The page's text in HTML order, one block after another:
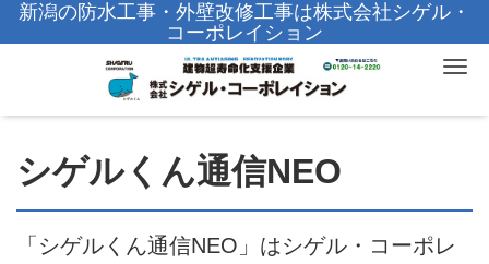
新潟の防水工事・外壁改修工事は株式会社シゲル・
コーポレイション
シゲルくん通信NEO
「シゲルくん通信NEO」はシゲル・コーポレ